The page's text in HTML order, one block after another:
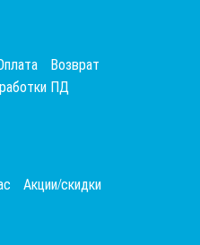
Возврат
ПД
Акции/скидки